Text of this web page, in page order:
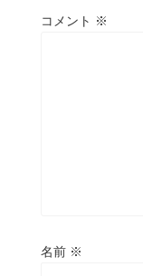
コメント ※
名前 ※